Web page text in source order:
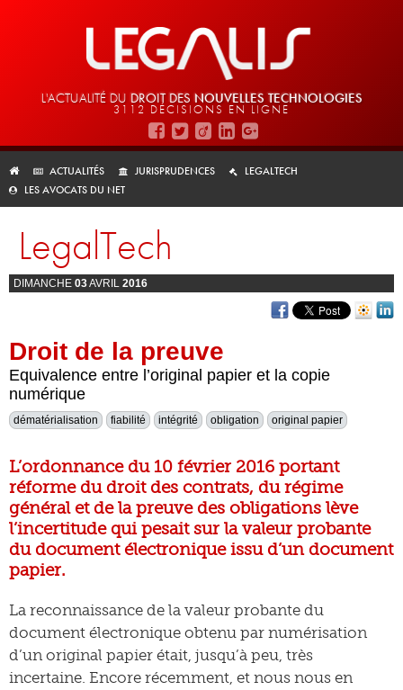
L'ACTUALITÉ DU DROIT DES NOUVELLES TECHNOLOGIES
3112 DÉCISIONS EN LIGNE
ACTUALITÉS JURISPRUDENCES
LEGALTECH
LES AVOCATS DU NET
LegalTech
DIMANCHE 03AVRIL 2016
Droit de la preuve
Equivalence entre l’original papier et la copie
numérique
dématérialisation fiabilité intégrité obligation original papier
L’ordonnance du 10 février 2016 portant
réforme du droit des contrats, du régime
général et de la preuve des obligations lève
l’incertitude qui pesait sur la valeur probante
du document électronique issu d’un document
papier.
La reconnaissance de la valeur probante du
document électronique obtenu par numérisation
d’un original papier était, jusqu’à peu, très
incertaine. Encore récemment, et nous nous en